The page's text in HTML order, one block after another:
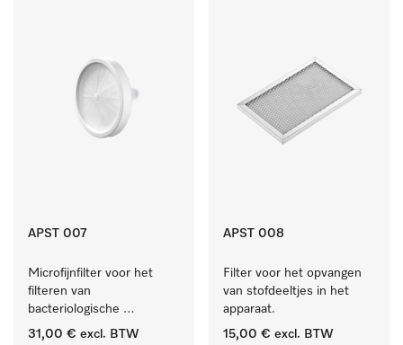
APST 007
Microfijnfilter voor het
filteren van
bacteriologische
besmetting uit de
31,00 € excl. BTW
APST 008
Filter voor het opvangen
van stofdeeltjes in het
apparaat.
15,00 € excl. BTW